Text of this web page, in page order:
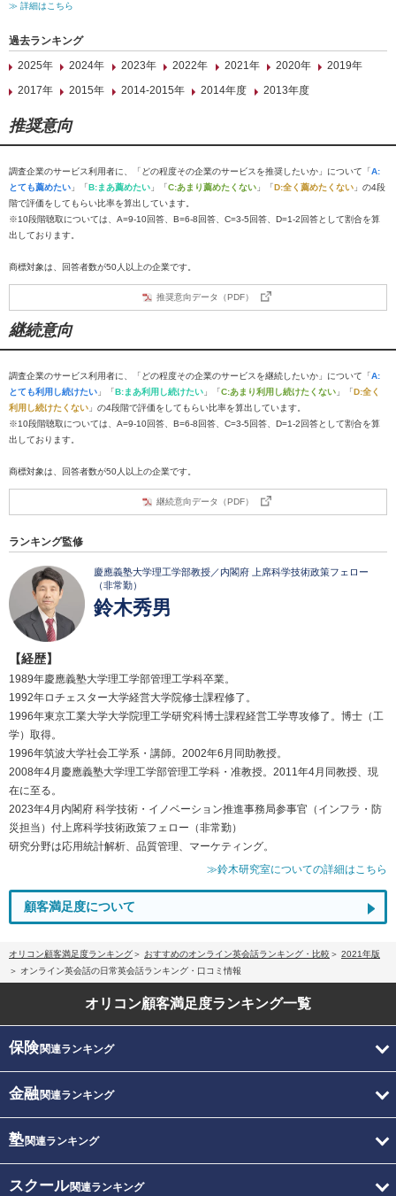
≫ 詳細はこちら
過去ランキング
2025年
2024年 2023年 2022年 2021年 2020年
2019年
2017年
2015年 2014-2015年 2014年度 2013年度
推奨意向
調査企業のサービス利用者に、「どの程度その企業のサービスを推奨したいか」について「A:
とても薦めたい 」「B:まあ薦めたい 」「C:あまり薦めたくない 」「D:全く薦めたくない 」の4段
階で評価をしてもらい比率を算出しています。
※10段階聴取については、A=9-10回答、B=6-8回答、C=3-5回答、D=1-2回答として割合を算
出しております。
商標対象は、回答者数が50人以上の企業です。
推奨意向データ（PDF）
継続意向
調査企業のサービス利用者に、「どの程度その企業のサービスを継続したいか」について「A:
とても利用し続けたい 」「B:まあ利用し続けたい 」「C:あまり利用し続けたくない 」「D:全く
利用し続けたくない 」の4段階で評価をしてもらい比率を算出しています。
※10段階聴取については、A=9-10回答、B=6-8回答、C=3-5回答、D=1-2回答として割合を算
出しております。
商標対象は、回答者数が50人以上の企業です。
継続意向データ（PDF）
ランキング監修
慶應義塾大学理工学部教授／内閣府 上席科学技術政策フェロー
（非常勤）
鈴木秀男
【経歴】
1989年慶應義塾大学理工学部管理工学科卒業。
1992年ロチェスター大学経営大学院修士課程修了。
1996年東京工業大学大学院理工学研究科博士課程経営工学専攻修了。博士（工
学）取得。
1996年筑波大学社会工学系・講師。2002年6月同助教授。
2008年4月慶應義塾大学理工学部管理工学科・准教授。2011年4月同教授、現
在に至る。
2023年4月内閣府 科学技術・イノベーション推進事務局参事官（インフラ・防
災担当）付上席科学技術政策フェロー（非常勤）
研究分野は応用統計解析、品質管理、マーケティング。
≫鈴木研究室についての詳細はこちら
顧客満足度について
オリコン顧客満足度ランキング おすすめのオンライン英会話ランキング・比較
2021年版
オンライン英会話の日常英会話ランキング・口コミ情報
オリコン顧客満足度ランキング一覧
保険関連ランキング
金融関連ランキング
塾関連ランキング
スクール関連ランキング